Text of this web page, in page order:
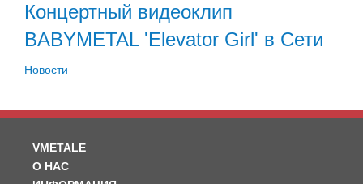
Концертный видеоклип
BABYMETAL 'Elevator Girl' в Сети
Новости
VMETALE
О НАС